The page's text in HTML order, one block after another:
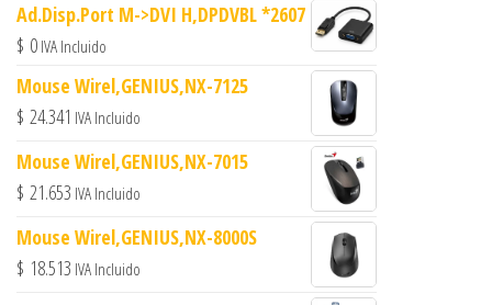
Ad.Disp.Port M->DVI H,DPDVBL *2607
$ 0 IVA Incluido
Mouse Wirel,GENIUS,NX-7125
$ 24.341 IVA Incluido
Mouse Wirel,GENIUS,NX-7015
$ 21.653 IVA Incluido
Mouse Wirel,GENIUS,NX-8000S
$ 18.513 IVA Incluido